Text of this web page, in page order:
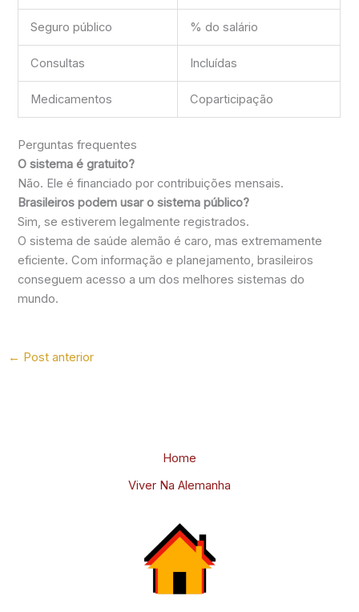
Seguro público % do salário
Consultas Incluídas
Medicamentos Coparticipação
Perguntas frequentes
O sistema é gratuito?
Não. Ele é financiado por contribuições mensais.
Brasileiros podem usar o sistema público?
Sim, se estiverem legalmente registrados.
O sistema de saúde alemão é caro, mas extremamente
eficiente. Com informação e planejamento, brasileiros
conseguem acesso a um dos melhores sistemas do
mundo.
← Post anterior
Home
Viver Na Alemanha